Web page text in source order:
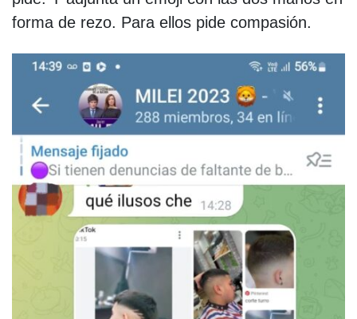
forma de rezo. Para ellos pide compasión.